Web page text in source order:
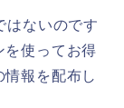
はないのです
を使ってお得
報を配布し